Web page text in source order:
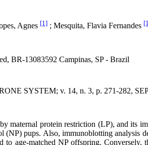
Agnes [1] ; Mesquita, Flavia Fernandes
BR-13083592 Campinas, SP - Brazil
SYSTEM; v. 14, n. 3, p. 271-282,
maternal protein restriction (LP), and
pups. Also, immunoblotting analysis
age-matched NP offspring.